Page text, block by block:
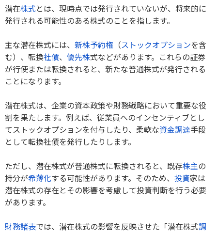
潜在株式とは、現時点では発行されていないが、将来的に
発行される可能性のある株式のことを指します。
主な潜在株式には、 新株予約権 （ストックオプションを含
む）、転換社債、 優先株式などがあります。これらの証券
が行使または転換されると、新たな普通株式が発行される
ことになります。
潜在株式は、企業の資本政策や財務戦略において重要な役
割を果たします。例えば、従業員へのインセンティブとし
てストックオプションを付与したり、柔軟な資金調達手段
として転換社債を発行したりします。
ただし、潜在株式が普通株式に転換されると、既存株主の
持分が希薄化する可能性があります。そのため、 投資家は
潜在株式の存在とその影響を考慮して投資判断を行う必要
があります。
財務諸表では、潜在株式の影響を反映させた「潜在株式調